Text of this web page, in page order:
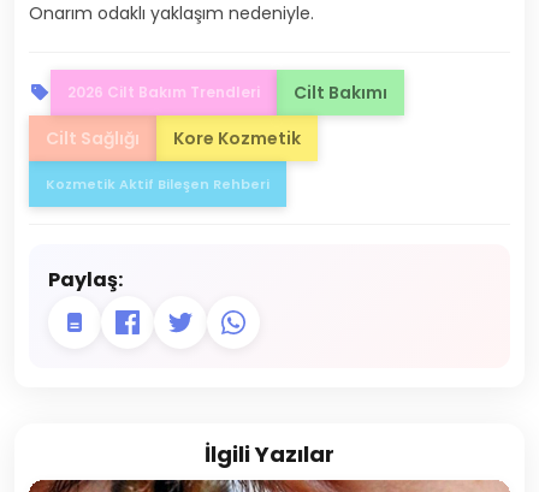
Onarım odaklı yaklaşım nedeniyle.
2026 Cilt Bakım Trendleri
Cilt Bakımı
Cilt Sağlığı
Kore Kozmetik
Kozmetik Aktif Bileşen Rehberi
Paylaş:
İlgili Yazılar